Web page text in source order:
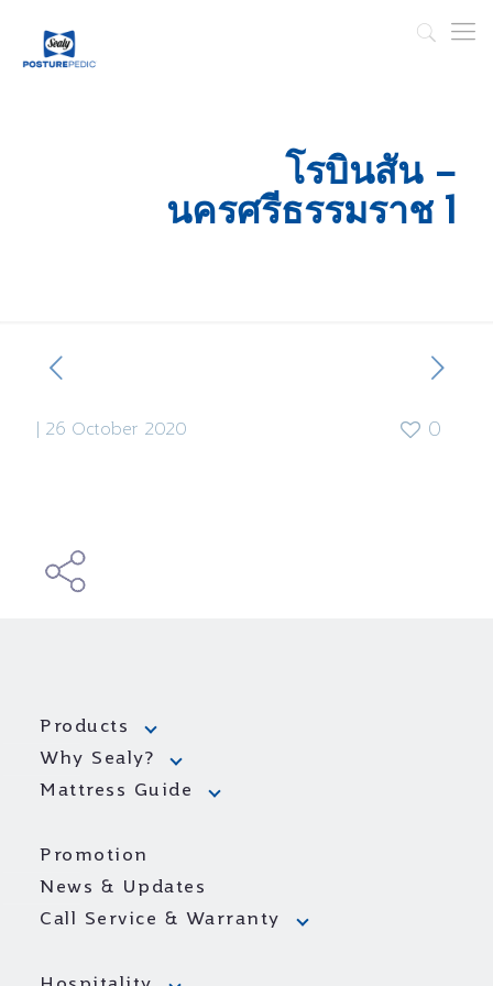
โรบินสัน –
นครศรีธรรมราช 1
26 October 2020 0
Products
Why Sealy?
Mattress Guide
Promotion
News & Updates
Call Service & Warranty